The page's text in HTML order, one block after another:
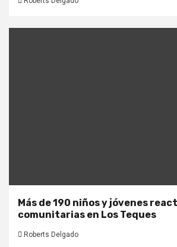
Más de 190 niños y jóvenes
comunitarias en Los Teques
Roberts Delgado